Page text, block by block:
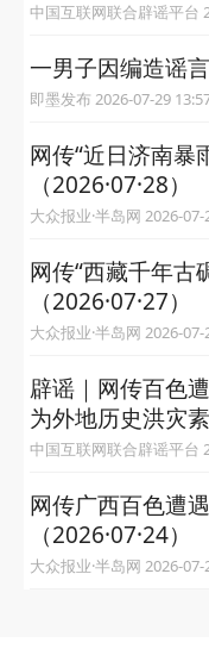
一男子因编造谣
即墨发布 2026-07-29
网传“近日济南暴
（2026·07·28）
大众报业·半岛网
网传“西藏千年古
（2026·07·27）
大众报业·半岛网
辟谣｜网传百色
为外地历史洪灾
网传广西百色遭
（2026·07·24）
大众报业·半岛网